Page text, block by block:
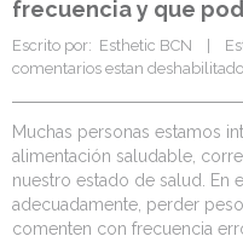
frecuencia y que
Escrito por:  Esthetic BCN    |
comentarios estan
Muchas personas estamos
alimentación saludable,
nuestro estado de salud. En
adecuadamente, perder
comenten con frecuencia